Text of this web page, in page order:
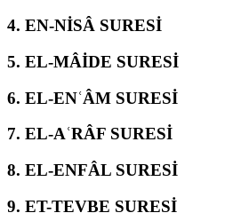
4. EN-NİSÂ SURESİ
5. EL-MÂİDE SURESİ
6. EL-ENʿÂM SURESİ
7. EL-AʿRÂF SURESİ
8. EL-ENFÂL SURESİ
9. ET-TEVBE SURESİ